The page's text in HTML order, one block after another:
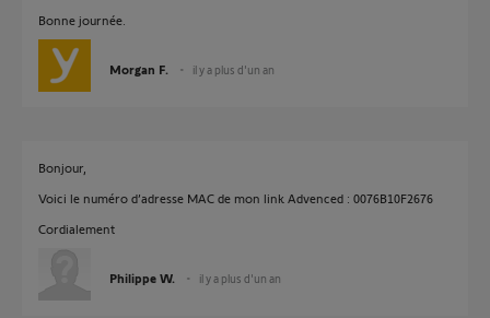
Bonne journée.
Morgan F. il y a plus d'un an
Bonjour,
Voici le numéro d’adresse MAC de mon link Advenced : 0076B10F2676
Cordialement
Philippe W. il y a plus d'un an